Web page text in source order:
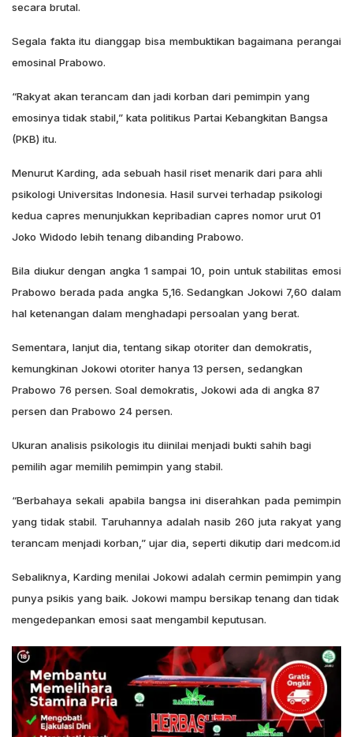
secara brutal.
Segala fakta itu dianggap bisa membuktikan bagaimana perangai
emosinal Prabowo.
“Rakyat akan terancam dan jadi korban dari pemimpin yang
emosinya tidak stabil,” kata politikus Partai Kebangkitan Bangsa
(PKB) itu.
Menurut Karding, ada sebuah hasil riset menarik dari para ahli
psikologi Universitas Indonesia. Hasil survei terhadap psikologi
kedua capres menunjukkan kepribadian capres nomor urut 01
Joko Widodo lebih tenang dibanding Prabowo.
Bila diukur dengan angka 1 sampai 10, poin untuk stabilitas emosi
Prabowo berada pada angka 5,16. Sedangkan Jokowi 7,60 dalam
hal ketenangan dalam menghadapi persoalan yang berat.
Sementara, lanjut dia, tentang sikap otoriter dan demokratis,
kemungkinan Jokowi otoriter hanya 13 persen, sedangkan
Prabowo 76 persen. Soal demokratis, Jokowi ada di angka 87
persen dan Prabowo 24 persen.
Ukuran analisis psikologis itu diinilai menjadi bukti sahih bagi
pemilih agar memilih pemimpin yang stabil.
“Berbahaya sekali apabila bangsa ini diserahkan pada pemimpin
yang tidak stabil. Taruhannya adalah nasib 260 juta rakyat yang
terancam menjadi korban,” ujar dia, seperti dikutip dari medcom.id
Sebaliknya, Karding menilai Jokowi adalah cermin pemimpin yang
punya psikis yang baik. Jokowi mampu bersikap tenang dan tidak
mengedepankan emosi saat mengambil keputusan.